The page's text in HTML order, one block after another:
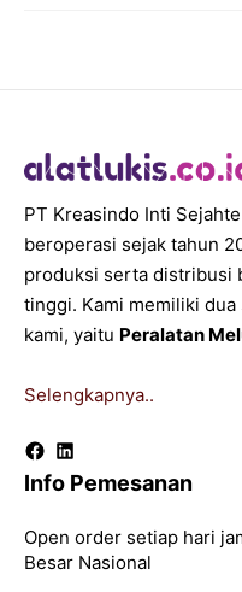
PT Kreasindo Inti
beroperasi sejak tahun
produksi serta distribusi
tinggi. Kami memiliki dua
kami, yaitu Peralatan
Selengkapnya..
Facebook
LinkedIn
Info Pemesanan
Open order setiap hari
Besar Nasional